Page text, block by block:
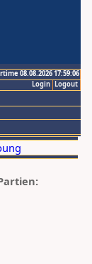
08.08.2026 17:59:06
Logout
Login